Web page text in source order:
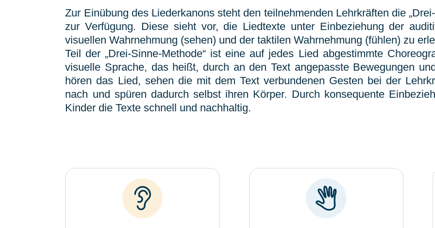
Zur Einübung des Liederkanons steht den teilnehmenden Lehrkräften die
zur Verfügung. Diese sieht vor, die Liedtexte unter Einbeziehung der
visuellen Wahrnehmung (sehen) und der taktilen Wahrnehmung (fühlen) zu
Teil der „Drei-Sinne-Methode“ ist eine auf jedes Lied abgestimmte
visuelle Sprache, das heißt, durch an den Text angepasste Bewegungen
hören das Lied, sehen die mit dem Text verbundenen Gesten bei der
nach und spüren dadurch selbst ihren Körper. Durch konsequente
Kinder die Texte schnell und nachhaltig.